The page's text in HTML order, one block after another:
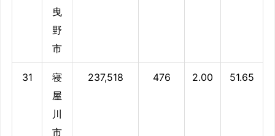
曳
野
市
31
寝
屋
川
市
237,518 476 2.00 51.65